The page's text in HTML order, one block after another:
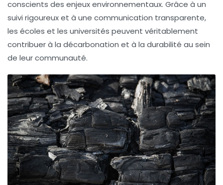
conscients des enjeux environnementaux. Grâce à un
suivi rigoureux et à une communication transparente,
les écoles et les universités peuvent véritablement
contribuer à la décarbonation et à la durabilité au sein
de leur communauté.